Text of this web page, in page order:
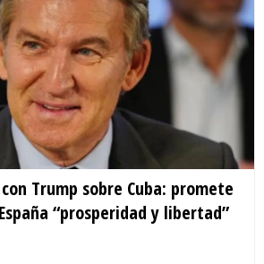
Trump sobre Cuba: promete
“prosperidad y libertad”